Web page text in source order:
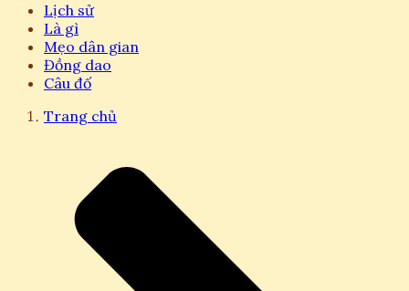
Lịch sử
Là gì
Mẹo dân gian
Đồng dao
Câu đố
Trang chủ